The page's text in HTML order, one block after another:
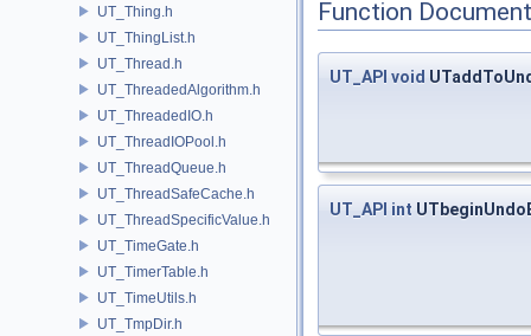
UT_Thing.h
UT_ThingList.h
UT_Thread.h
UT_ThreadedAlgorithm.h
UT_ThreadedIO.h
UT_ThreadIOPool.h
UT_ThreadQueue.h
UT_ThreadSafeCache.h
UT_ThreadSpecificValue.h
UT_TimeGate.h
UT_TimerTable.h
UT_TimeUtils.h
UT_TmpDir.h
Function
UT_API void
UT_API int